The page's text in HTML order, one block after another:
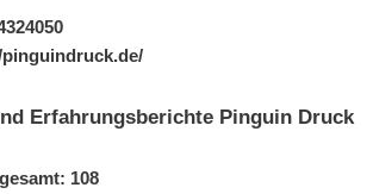
Erfahrungsberichte Pinguin Druck
108